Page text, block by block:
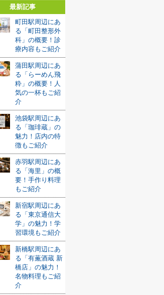
最新記事
町田駅周辺にあ
る「町田整形外
科」の概要！診
療内容もご紹介
蒲田駅周辺にあ
る「らーめん飛
粋」の概要！人
気の一杯もご紹
介
池袋駅周辺にあ
る「珈琲蔵」の
魅力！店内の特
徴もご紹介
赤羽駅周辺にあ
る「海里」の概
要！手作り料理
もご紹介
新宿駅周辺にあ
る「東京通信大
学」の魅力！学
習環境もご紹介
新橋駅周辺にあ
る「有薫酒蔵 新
橋店」の魅力！
名物料理もご紹
介